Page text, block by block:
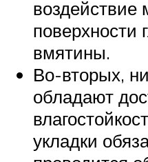
воздействие
поверхности
вмятины.
Во-вторых,
обладают
укладки